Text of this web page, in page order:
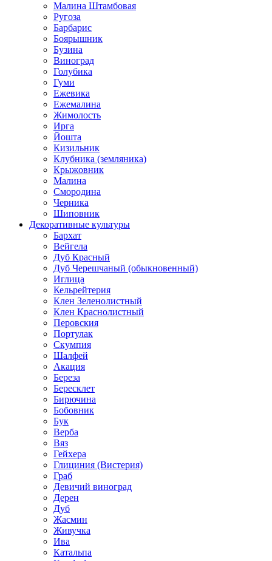
Малина Штамбовая
Ругоза
Барбарис
Боярышник
Бузина
Виноград
Голубика
Гуми
Ежевика
Ежемалина
Жимолость
Ирга
Йошта
Кизильник
Клубника (земляника)
Крыжовник
Малина
Смородина
Черника
Шиповник
Декоративные культуры
Бархат
Вейгела
Дуб Красный
Дуб Черешчаный (обыкновенный)
Иглица
Кельрейтерия
Клен Зеленолистный
Клен Краснолистный
Перовския
Портулак
Скумпия
Шалфей
Акация
Береза
Бересклет
Бирючина
Бобовник
Бук
Верба
Вяз
Гейхера
Глициния (Вистерия)
Граб
Девичий виноград
Дерен
Дуб
Жасмин
Живучка
Ива
Катальпа